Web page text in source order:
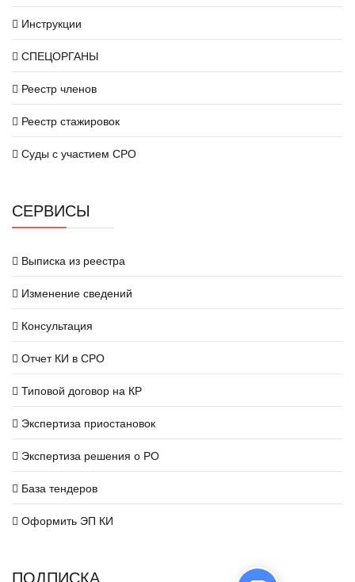
Инструкции
СПЕЦОРГАНЫ
Реестр членов
Реестр стажировок
Суды с участием СРО
СЕРВИСЫ
Выписка из реестра
Изменение сведений
Консультация
Отчет КИ в СРО
Типовой договор на КР
Экспертиза приостановок
Экспертиза решения о РО
База тендеров
Оформить ЭП КИ
ПОДПИСКА